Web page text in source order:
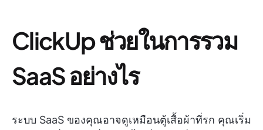
ClickUp ช่วยในการรวม
SaaS อย่างไร
ระบบ SaaS ของคุณอาจดูเหมือนตู้เสื้อผ้าที่รก คุณเริ่ม